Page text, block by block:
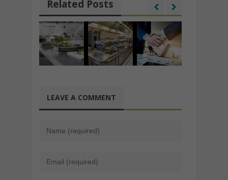
Related Posts
LEAVE A COMMENT